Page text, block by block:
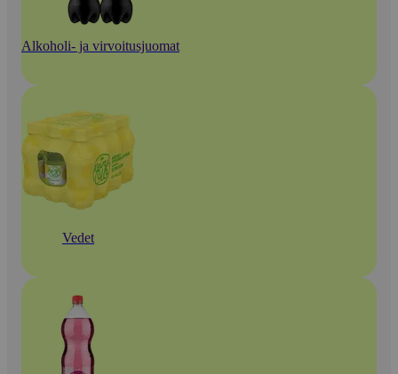
Alkoholi- ja virvoitusjuomat
Vedet